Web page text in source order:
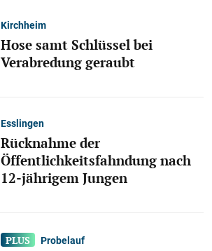
Kirchheim
Hose samt Schlüssel bei
Verabredung geraubt
Esslingen
Rücknahme der
Öffentlichkeitsfahndung nach
12-jährigem Jungen
Probelauf